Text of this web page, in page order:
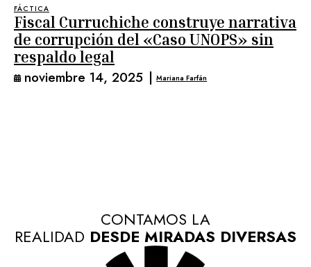
FÁCTICA
Fiscal Curruchiche construye narrativa
de corrupción del «Caso UNOPS» sin
respaldo legal
noviembre 14, 2025 | Mariana Farfán
CONTAMOS LA
REALIDAD DESDE MIRADAS DIVERSAS